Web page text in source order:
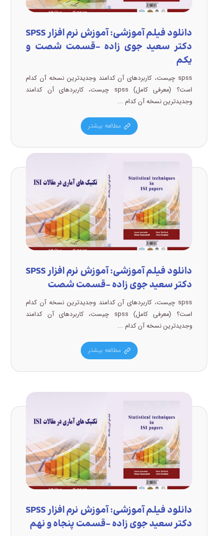
دانلود فیلم آموزشی: آموزش نرم افزار SPSS
دکتر سعید جوی زاده –قسمت شصت و
یکم
spss چیست، کاربردهای آن کدامند وجدیدترین نسخه آن کدام
است؟ (معرفی کامل) spss چیست، کاربردهای آن کدامند
وجدیدترین نسخه آن کدام ...
مطالعه بیشتر
دانلود فیلم آموزشی: آموزش نرم افزار SPSS
دکتر سعید جوی زاده –قسمت شصت
spss چیست، کاربردهای آن کدامند وجدیدترین نسخه آن کدام
است؟ (معرفی کامل) spss چیست، کاربردهای آن کدامند
وجدیدترین نسخه آن کدام ...
مطالعه بیشتر
دانلود فیلم آموزشی: آموزش نرم افزار SPSS
دکتر سعید جوی زاده –قسمت پنجاه و نهم